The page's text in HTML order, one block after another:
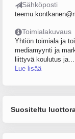
Sähköposti
Toimialakuvaus
Yhtiön toimiala ja
mediamyynti ja
liittyvä koulutus ja...
Lue lisää
Suositeltu